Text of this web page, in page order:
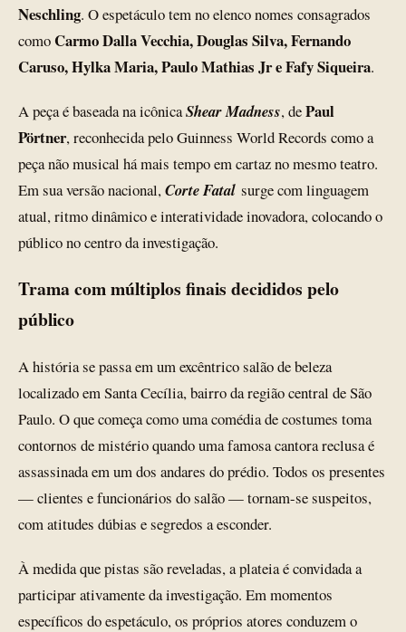
Neschling. O espetáculo tem no elenco nomes consagrados
comoCarmo Dalla Vecchia, Douglas Silva, Fernando
Caruso, Hylka Maria, Paulo Mathias Jr e Fafy Siqueira.
A peça é baseada na icônicaShear Madness, dePaul
Pörtner, reconhecida pelo Guinness World Records como a
peça não musical há mais tempo em cartaz no mesmo teatro.
Em sua versão nacional,Corte Fatal surge com linguagem
atual, ritmo dinâmico e interatividade inovadora, colocando o
público no centro da investigação.
Trama com múltiplos finais decididos pelo
público
A história se passa em um excêntrico salão de beleza
localizado em Santa Cecília, bairro da região central de São
Paulo. O que começa como uma comédia de costumes toma
contornos de mistério quando uma famosa cantora reclusa é
assassinada em um dos andares do prédio. Todos os presentes
— clientes e funcionários do salão — tornam-se suspeitos,
com atitudes dúbias e segredos a esconder.
À medida que pistas são reveladas, a plateia é convidada a
participar ativamente da investigação. Em momentos
específicos do espetáculo, os próprios atores conduzem o